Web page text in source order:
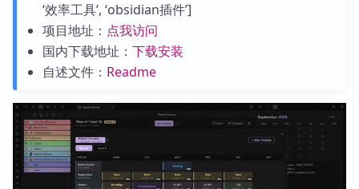
‘效率工具’, ‘obsidian插件’]
项目地址： 点我访问
国内下载地址： 下载安装
自述文件： Readme